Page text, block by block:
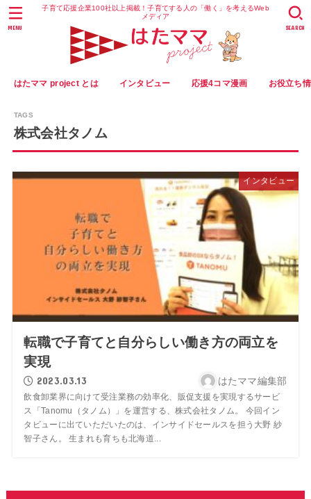
子育て応援企業100社以上掲載！子育てする人の「働く」を考えるWeb
メディア
はたママ project とは インタビュー 応援4コマ漫画 お役立ち
SEARCH
MENU
株式会社タノム
インタビュー
転職で子育てと自分らしい働き方の両立を
実現
2023.03.13 はたママ編集部
飲食卸業界に向けて受注業務の効率化、販促支援を実現するサービ
ス「Tanomu（タノム）」を運営する、株式会社タノム。 今回イン
タビューに出ていただいたのは、インサイドセールスを担う大野 紗
智子さん。 生まれも育ちも北海道...